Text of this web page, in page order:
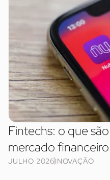
Fintechs: o que
mercado financeiro
JULHO 2026INOVAÇÃO